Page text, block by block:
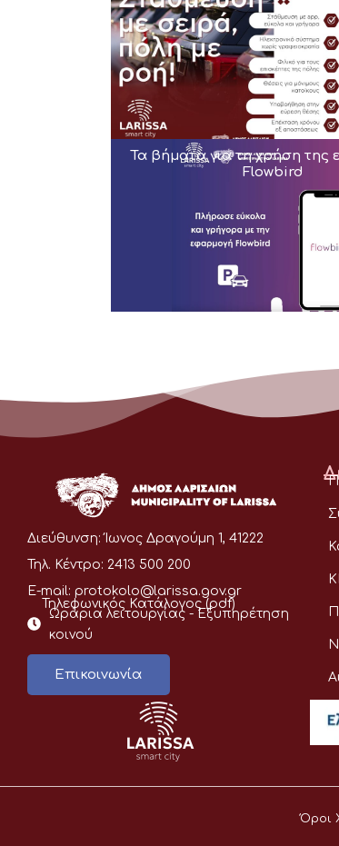
Τα βήματα για τη χρήση της
Flowbird
Διεύθυνση: Ίωνος Δραγούμη 1, 41222
Τηλ. Κέντρο: 2413 500 200
E-mail: protokolo@larissa.gov.gr
Τηλεφωνικός Κατάλογος (pdf)
Ωράρια λειτουργίας - Eξυπηρέτηση
κοινού
Επικοινωνία
Όροι